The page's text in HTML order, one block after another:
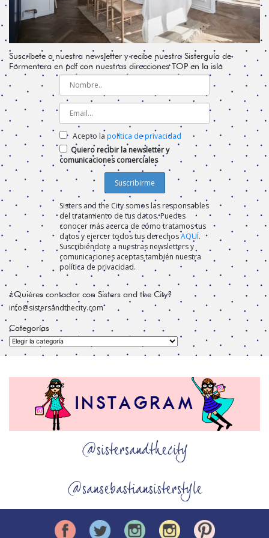
Suscríbete a nuestra newsletter y recibe nuestra Sisterguía de
Formentera en pdf con nuestras direcciones TOP en la isla
Acepto la política de privacidad
Quiero recibir la newsletter y
comunicaciones comerciales
Sisters and the City somos las responsables
del tratamiento de tus datos. Puedes
conocer más acerca de cómo tratamos tus
datos y ejercer todos tus derechosAQUÍ.
Suscribiéndote a nuestras newsletters y
comunicaciones aceptas también nuestra
política de privacidad.
¿Quiéres contactar con Sisters and the City?
info@sistersandthecity.com
Categorías
Categorías
@sistersandthecity
@sansebastiansisterstyle